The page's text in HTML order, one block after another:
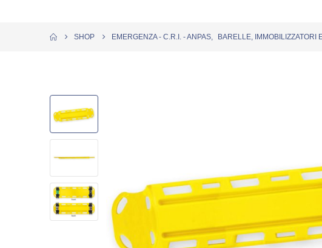
SHOP EMERGENZA - C.R.I. - ANPAS BARELLE, IMMOBILIZZATORI